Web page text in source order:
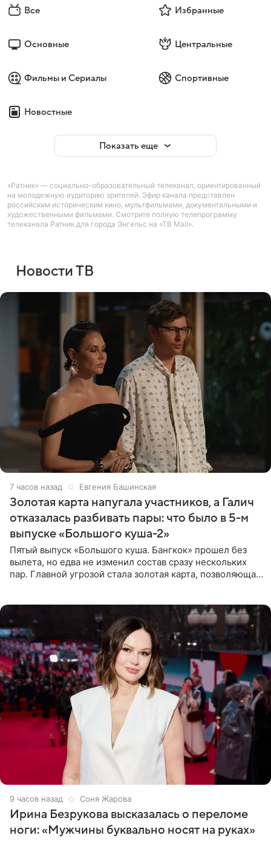
Все Избранные
Основные Центральные
Фильмы и Сериалы Спортивные
Новостные
Показать еще
«Ратник» — социально-образовательный телеканал, ориентированный
на молодежную аудиторию зрителей. Эфир канала представлен
российским историческим кино, мультфильмами, документальными и
художественными фильмами. Смотрите полную телепрограмму
телеканала Ратник для города Энгельс на «ТВ Mail».
Новости ТВ
7 часов назад Евгения Башинская
Золотая карта напугала участников, а Галич
отказалась разбивать пары: что было в 5-м
выпуске «Большого куша-2»
Пятый выпуск «Большого куша. Бангкок» прошел без
вылета, но едва не изменил состав сразу нескольких
пар. Главной угрозой стала золотая карта, позволяющая
9 часов назад Соня Жарова
Ирина Безрукова высказалась о переломе
ноги: «Мужчины буквально носят на руках»